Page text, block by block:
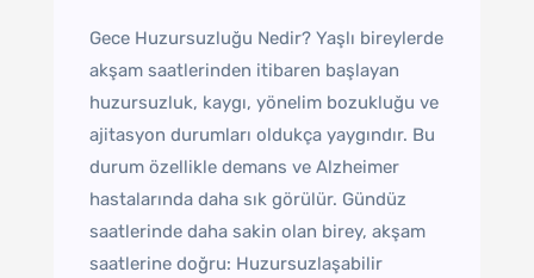
Gece Huzursuzluğu Nedir? Yaşlı bireylerde
akşam saatlerinden itibaren başlayan
huzursuzluk, kaygı, yönelim bozukluğu ve
ajitasyon durumları oldukça yaygındır. Bu
durum özellikle demans ve Alzheimer
hastalarında daha sık görülür. Gündüz
saatlerinde daha sakin olan birey, akşam
saatlerine doğru: Huzursuzlaşabilir